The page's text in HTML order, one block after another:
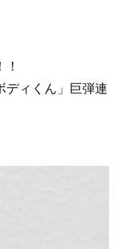
ディくん」巨弾連